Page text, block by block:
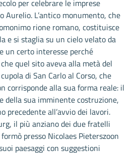
per celebrare le imprese
Aurelio. L’antico monumento, che
rione romano, costituisce
e si staglia su un cielo velato da
un certo interesse perché
quel sito aveva alla metà del
di San Carlo al Corso, che
corrisponde alla sua forma reale: il
della sua imminente costruzione,
precedente all’avvio dei lavori.
il più anziano dei due fratelli
presso Nicolaes Pieterszoon
paesaggi con suggestioni